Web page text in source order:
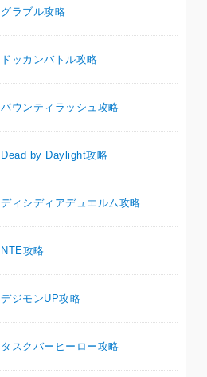
グラブル攻略
ドッカンバトル攻略
バウンティラッシュ攻略
Dead by Daylight攻略
ディシディアデュエルム攻略
NTE攻略
デジモンUP攻略
タスクバーヒーロー攻略